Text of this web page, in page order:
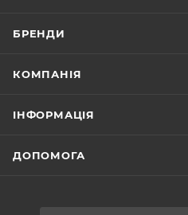
БРЕНДИ
КОМПАНІЯ
ІНФОРМАЦІЯ
ДОПОМОГА